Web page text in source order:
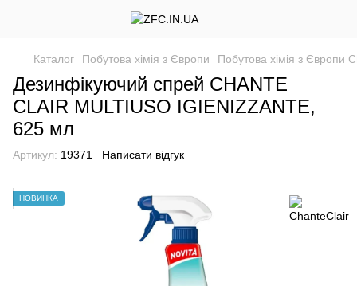
Каталог Побутова хімія з Європи Побутова хімія з Європи
Дезинфікуючий спрей CHANTE
CLAIR MULTIUSO IGIENIZZANTE,
625 мл
Артикул: 19371 Написати відгук
НОВИНКА